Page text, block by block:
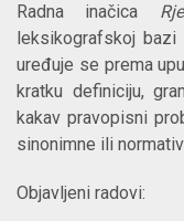
Radna inačica
leksikografskoj bazi
uređuje se prema
kratku definiciju,
kakav pravopisni
sinonimne ili
Objavljeni radovi: